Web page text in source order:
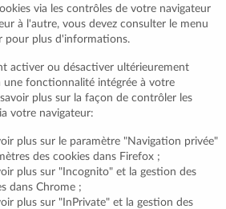
via les contrôles de votre navigateur
à l'autre, vous devez consulter le menu
pour plus d'informations.
activer ou désactiver ultérieurement
une fonctionnalité intégrée à votre
plus sur la façon de contrôler les
votre navigateur:
plus sur le paramètre "Navigation privée"
des cookies dans Firefox ;
plus sur "Incognito" et la gestion des
dans Chrome ;
plus sur "InPrivate" et la gestion des